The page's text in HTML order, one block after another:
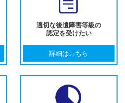
適切な後遺障害等級の
認定を受けたい
詳細はこちら